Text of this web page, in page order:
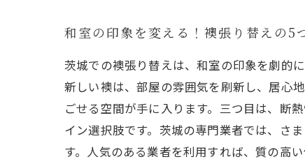
和室の印象を変える！襖張り替えの5
茨城での襖張り替えは、和室の印象を劇的
新しい襖は、部屋の雰囲気を刷新し、居心
ごせる空間が手に入ります。三つ目は、断
イン選択肢です。茨城の専門業者では、さ
す。人気のある業者を利用すれば、質の高